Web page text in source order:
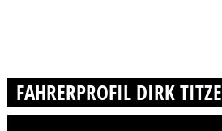
FAHRERPROFIL DIRK TITZE